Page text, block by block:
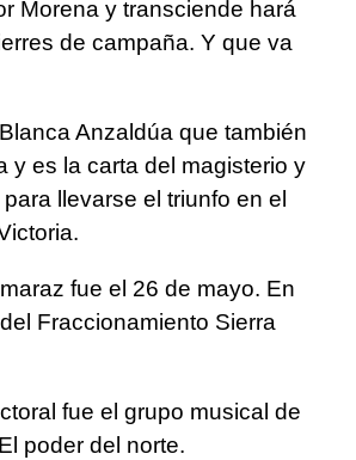
Morena y transciende hará
de campaña. Y que va
Anzaldúa que también
y es la carta del magisterio y
llevarse el triunfo en el
fue el 26 de mayo. En
Fraccionamiento Sierra
fue el grupo musical de
poder del norte.